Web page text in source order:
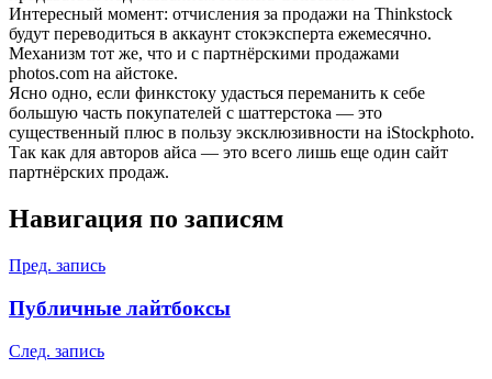
Интересный момент: отчисления за продажи на Thinkstock
будут переводиться в аккаунт стокэксперта ежемесячно.
Механизм тот же, что и с партнёрскими продажами
photos.com на айстоке.
Ясно одно, если финкстоку удасться переманить к себе
большую часть покупателей с шаттерстока — это
существенный плюс в пользу эксклюзивности на iStockphoto.
Так как для авторов айса — это всего лишь еще один сайт
партнёрских продаж.
Навигация по записям
Пред. запись
Публичные лайтбоксы
След. запись